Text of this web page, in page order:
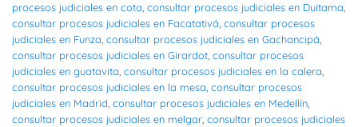
procesos judiciales en cota, consultar procesos judiciales en Duitama,
consultar procesos judiciales en Facatativá, consultar procesos
judiciales en Funza, consultar procesos judiciales en Gachancipá,
consultar procesos judiciales en Girardot, consultar procesos
judiciales en guatavita, consultar procesos judiciales en la calera,
consultar procesos judiciales en la mesa, consultar procesos
judiciales en Madrid, consultar procesos judiciales en Medellín,
consultar procesos judiciales en melgar, consultar procesos judiciales